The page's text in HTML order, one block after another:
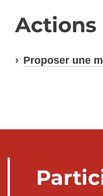
Actions
Proposer une